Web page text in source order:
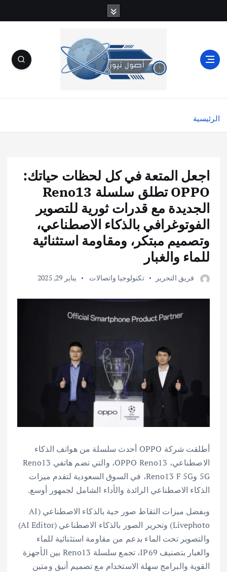
ل
الرئيسية
اجعل المتعة في كل لحظات حياتك:
OPPO تطلق سلسلة Reno13
الجديدة مع قدرات ثورية للتصوير
الفوتوغرافي بالذكاء الاصطناعي،
وتصميم مبتكر، ومقاومة استثنائية
للماء والغبار
فريق التحرير تكنولوجيا واتصالات يناير 29, 2025
أطلقت شركة OPPO أحدث سلسلة من هواتف الذكاء
الاصطناعي، OPPO Reno13، والتي تضم هاتفي Reno13
5G وReno13 F 5G، في السوق السعودية لتقدم ميزات
الذكاء الاصطناعي الرائدة والأداء الشامل لجمهور أوسع.
وبفضل ميزات التقاط صور حية بالذكاء الاصطناعي (AI
Livephoto) وتحرير الصور بالذكاء الاصطناعي (AI Editor)
والتصوير تحت الماء بدعم من مقاومة استثنائية للماء
والغبار بتصنيف IP69، تجمع سلسلة Reno13 بين الأجهزة
القوية والبرامج سهلة الاستخدام مع تصميم أنيق ومتين